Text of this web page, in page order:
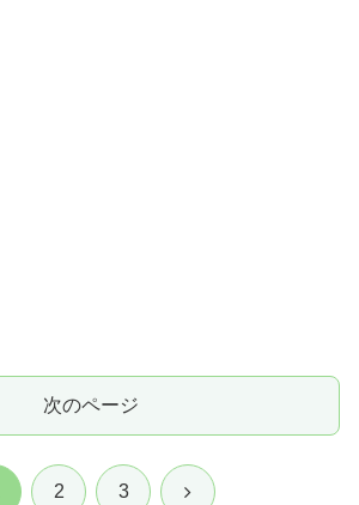
次のページ
2 3 次